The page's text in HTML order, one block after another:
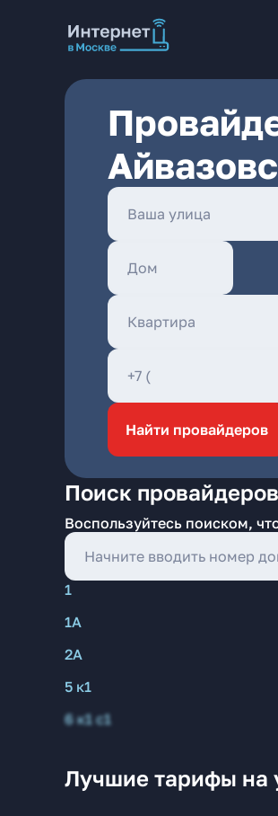
Найти провайдеров
Поиск
Воспользуйтесь поиском,
1
1А
2А
5 к1
6 к1 с1
Лучшие тарифы на